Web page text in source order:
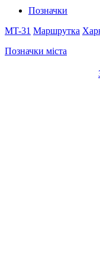
Позначки
MT-31 Маршрутка
Позначки міста